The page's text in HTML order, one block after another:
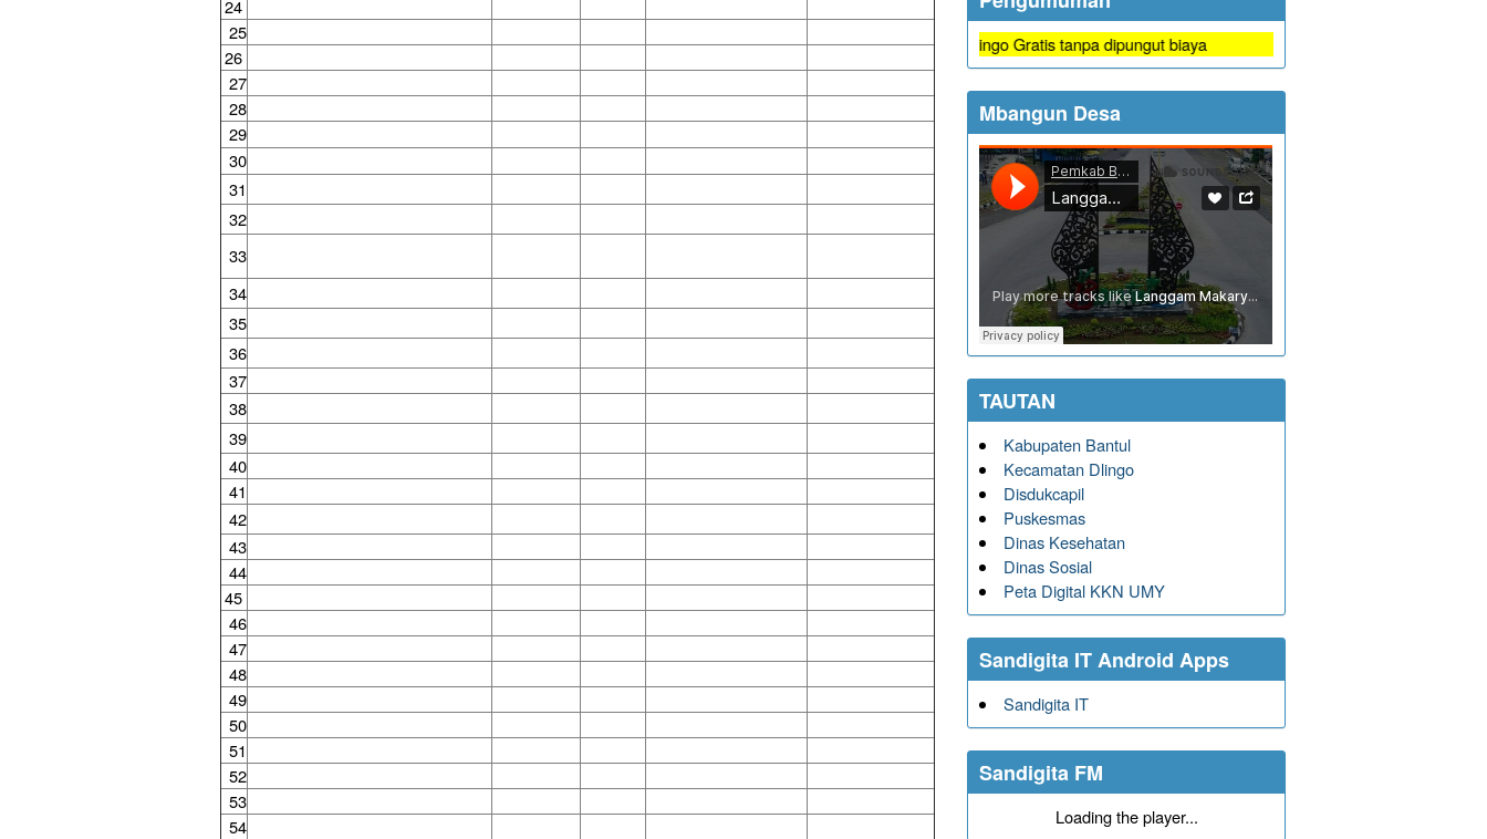
24
25
26
27
28
29
30
31
32
33
34
35
36
37
38
39
40
41
42
43
44
45
46
47
48
49
50
51
52
53
54
Semua jenis pelayanan di Kalurahan Dlingo Gratis tanpa dipungut biaya
Mbangun Desa
TAUTAN
Kabupaten Bantul
Kecamatan Dlingo
Disdukcapil
Puskesmas
Dinas Kesehatan
Dinas Sosial
Peta Digital KKN UMY
Sandigita IT Android Apps
Sandigita IT
Sandigita FM
Loading the player...